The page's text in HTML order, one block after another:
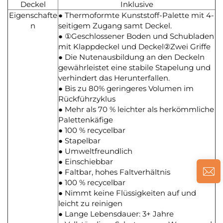
Deckel
Inklusive
Eigenschafte
n
● Thermoformte Kunststoff-Palette mit 4-
seitigem Zugang samt Deckel.
● ①Geschlossener Boden und Schubladen
mit Klappdeckel und Deckel②Zwei Griffe
● Die Nutenausbildung an den Deckeln
gewährleistet eine stabile Stapelung und
verhindert das Herunterfallen.
● Bis zu 80% geringeres Volumen im
Rückführzyklus
● Mehr als 70 % leichter als herkömmliche
Palettenkäfige
● 100 % recycelbar
● Stapelbar
● Umweltfreundlich
● Einschiebbar
● Faltbar, hohes Faltverhältnis
● 100 % recycelbar
● Nimmt keine Flüssigkeiten auf und
leicht zu reinigen
● Lange Lebensdauer: 3+ Jahre